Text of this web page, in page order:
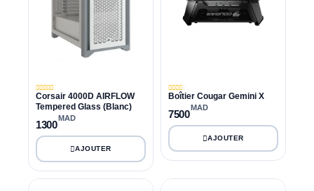
Corsair 4000D AIRFLOW
Tempered Glass (Blanc)
1300
MAD
Boîtier Cougar Gemini X
7500
MAD